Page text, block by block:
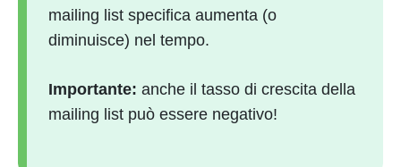
mailing list specifica aumenta (o
diminuisce) nel tempo.
Importante: anche il tasso di crescita della
mailing list può essere negativo!